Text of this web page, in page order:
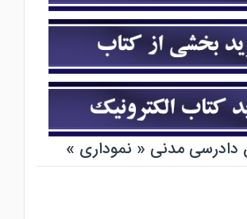
دادرسی مدنی « نموداری »